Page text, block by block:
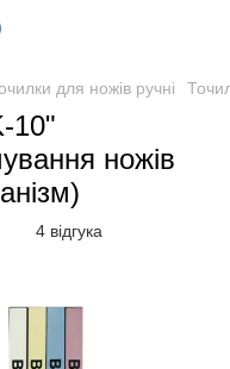
для ножів ручні
10"
ножів
4 відгука